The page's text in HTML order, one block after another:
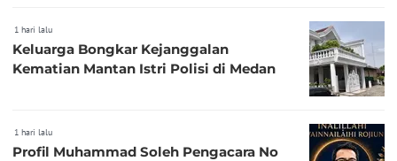
1 hari lalu
Keluarga Bongkar Kejanggalan
Kematian Mantan Istri Polisi di Medan
1 hari lalu
Profil Muhammad Soleh Pengacara No